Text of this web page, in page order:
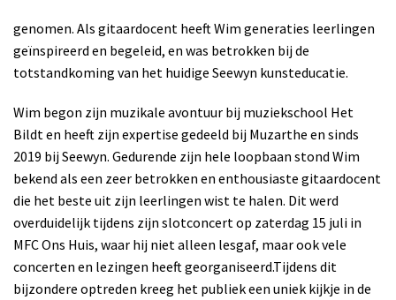
genomen. Als gitaardocent heeft Wim generaties leerlingen
geïnspireerd en begeleid, en was betrokken bij de
totstandkoming van het huidige Seewyn kunsteducatie.
Wim begon zijn muzikale avontuur bij muziekschool Het
Bildt en heeft zijn expertise gedeeld bij Muzarthe en sinds
2019 bij Seewyn. Gedurende zijn hele loopbaan stond Wim
bekend als een zeer betrokken en enthousiaste gitaardocent
die het beste uit zijn leerlingen wist te halen. Dit werd
overduidelijk tijdens zijn slotconcert op zaterdag 15 juli in
MFC Ons Huis, waar hij niet alleen lesgaf, maar ook vele
concerten en lezingen heeft georganiseerd.Tijdens dit
bijzondere optreden kreeg het publiek een uniek kijkje in de